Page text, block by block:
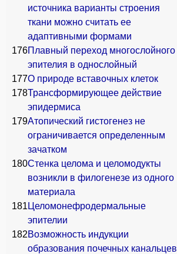
источника варианты строения
ткани можно считать ее
адаптивными формами
176Плавный переход многослойного
эпителия в однослойный
177О природе вставочных клеток
178Трансформирующее действие
эпидермиса
179Атопический гистогенез не
ограничивается определенным
зачатком
180Стенка целома и целомодукты
возникли в филогенезе из одного
материала
181 Целомонефродермальные
эпителии
182Возможность индукции
образования почечных канальцев